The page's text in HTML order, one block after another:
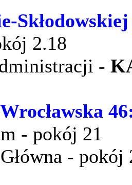
Skłodowskiej
2.18
-
- pokój 21
-